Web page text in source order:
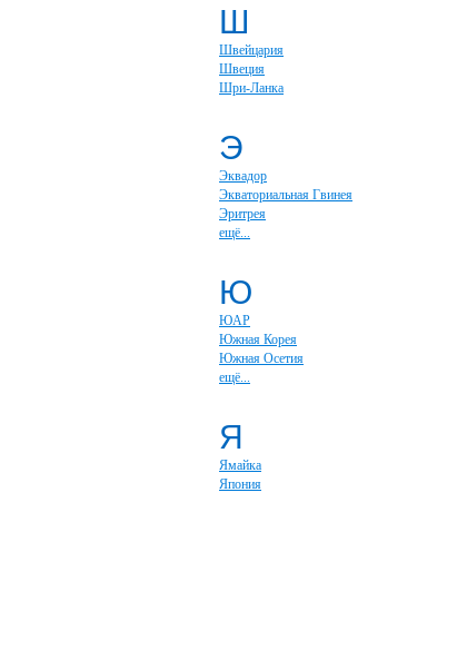
Ш
Швейцария
Швеция
Шри-Ланка
Э
Эквадор
Экваториальная Гвинея
Эритрея
ещё...
Ю
ЮАР
Южная Корея
Южная Осетия
ещё...
Я
Ямайка
Япония